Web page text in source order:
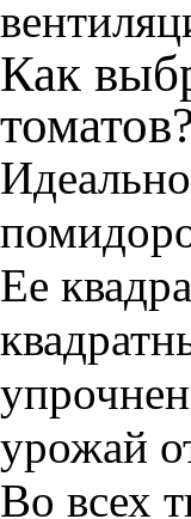
Как
Ее
урожай
Во всех